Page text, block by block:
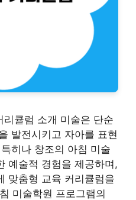
큘럼 소개 미술은 단순
발전시키고 자아를 표현
히나 창조의 아침 미술
예술적 경험을 제공하며,
맞춤형 교육 커리큘럼을
미술학원 프로그램의